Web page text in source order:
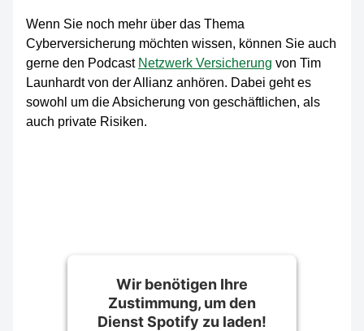
Wenn Sie noch mehr über das Thema
Cyberversicherung möchten wissen, können Sie auch
gerne den Podcast Netzwerk Versicherung von Tim
Launhardt von der Allianz anhören. Dabei geht es
sowohl um die Absicherung von geschäftlichen, als
auch private Risiken.
Wir benötigen Ihre
Zustimmung, um den
Dienst Spotify zu laden!